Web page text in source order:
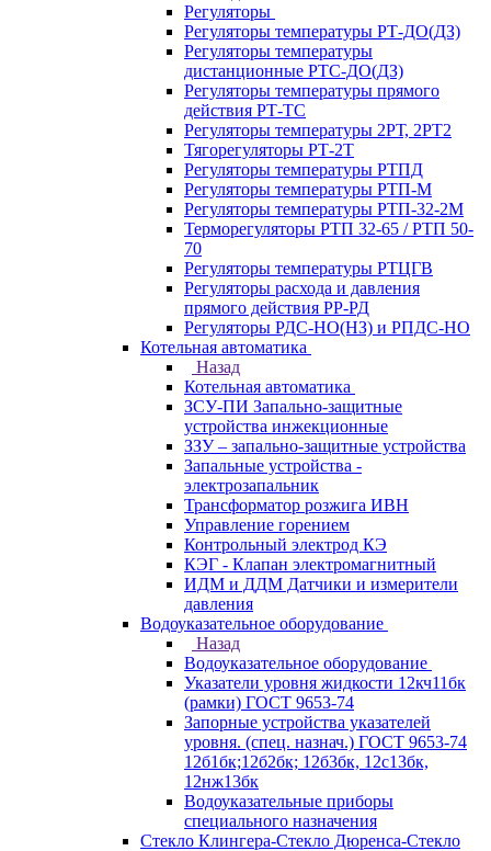
Регуляторы
Регуляторы температуры РТ-ДО(ДЗ)
Регуляторы температуры
дистанционные РТС-ДО(ДЗ)
Регуляторы температуры прямого
действия РТ-ТС
Регуляторы температуры 2РТ, 2РT2
Тягорегуляторы РТ-2Т
Регуляторы температуры РТПД
Регуляторы температуры РТП-M
Регуляторы температуры РТП-32-2М
Терморегуляторы РТП 32-65 / РТП 50-
70
Регуляторы температуры РТЦГВ
Регуляторы расхода и давления
прямого действия РР-РД
Регуляторы РДС-НО(НЗ) и РПДС-НО
Котельная автоматика
Назад
Котельная автоматика
ЗСУ-ПИ Запально-защитные
устройства инжекционные
ЗЗУ – запально-защитные устройства
Запальные устройства -
электрозапальник
Трансформатор розжига ИВН
Управление горением
Контрольный электрод КЭ
КЭГ - Клапан электромагнитный
ИДМ и ДДМ Датчики и измерители
давления
Водоуказательное оборудование
Назад
Водоуказательное оборудование
Указатели уровня жидкости 12кч11бк
(рамки) ГОСТ 9653-74
Запорные устройства указателей
уровня. (спец. назнач.) ГОСТ 9653-74
12б1бк;12б2бк; 12б3бк, 12с13бк,
12нж13бк
Водоуказательные приборы
специального назначения
Стекло Клингера-Стекло Дюренса-Стекло